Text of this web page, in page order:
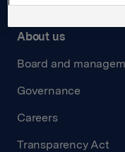
About us
Board and
Governance
Careers
Transparency Act